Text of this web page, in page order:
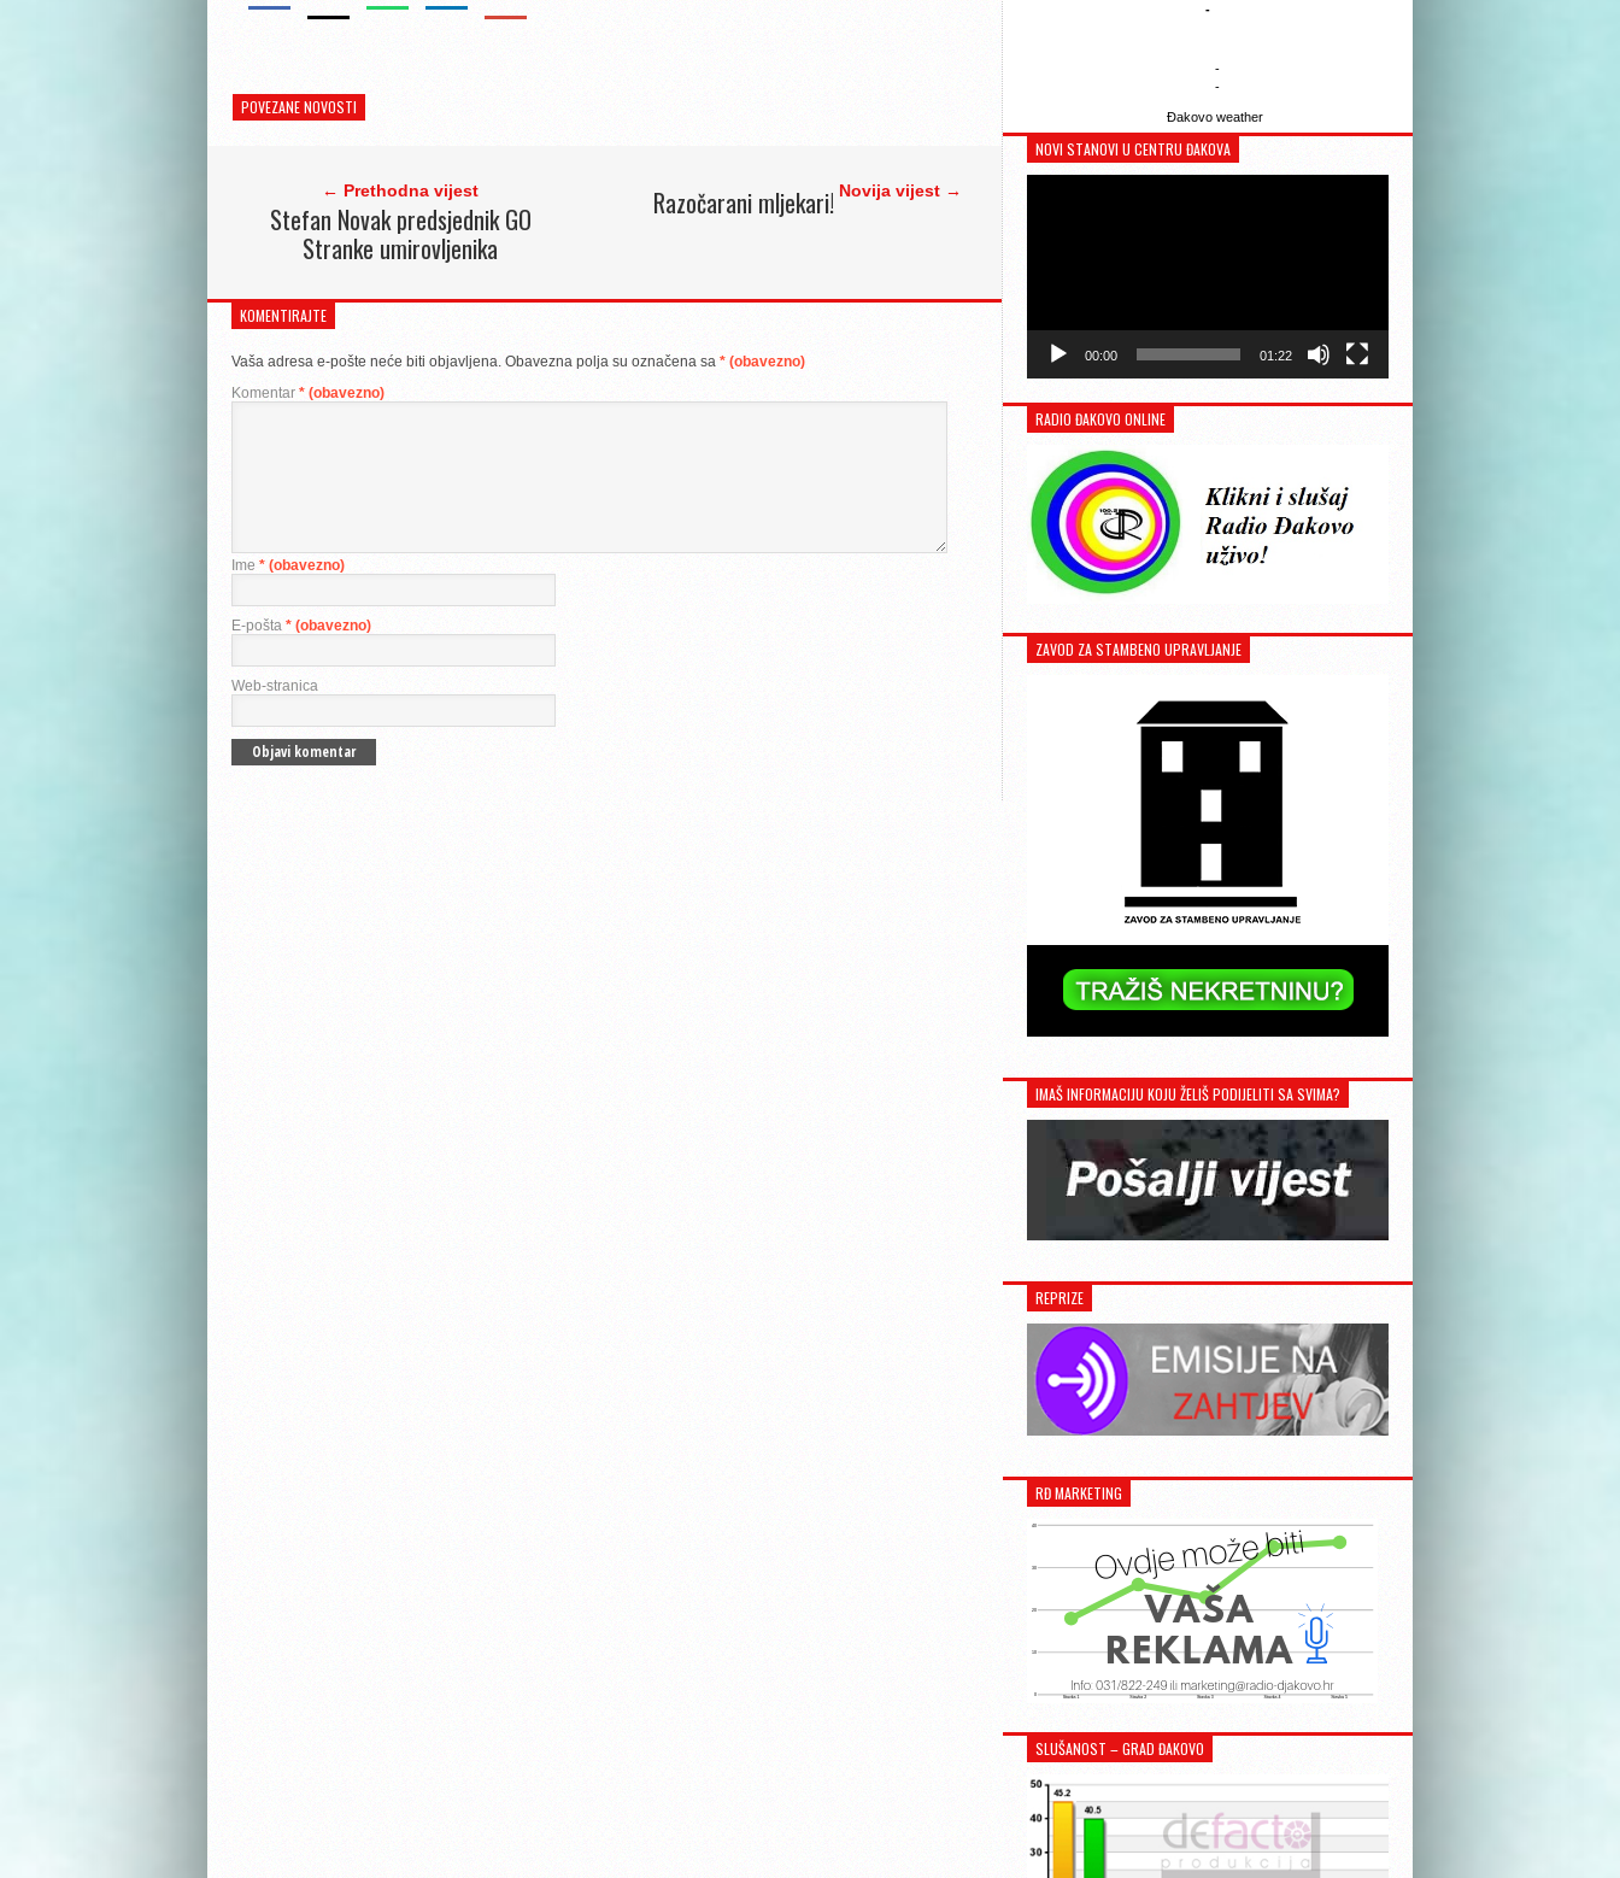
POVEZANE NOVOSTI
← Prethodna vijest
Stefan Novak predsjednik GO
Stranke umirovljenika
Novija vijest →
Razočarani mljekari!
KOMENTIRAJTE
Vaša adresa e-pošte neće biti objavljena. Obavezna polja su označena sa * (obavezno)
Komentar * (obavezno)
Ime * (obavezno)
E-pošta * (obavezno)
Web-stranica
-
-
-
Đakovo weather
NOVI STANOVI U CENTRU ĐAKOVA
00:00 01:22
RADIO ĐAKOVO ONLINE
ZAVOD ZA STAMBENO UPRAVLJANJE
IMAŠ INFORMACIJU KOJU ŽELIŠ PODIJELITI SA SVIMA?
REPRIZE
RĐ MARKETING
SLUŠANOST – GRAD ĐAKOVO